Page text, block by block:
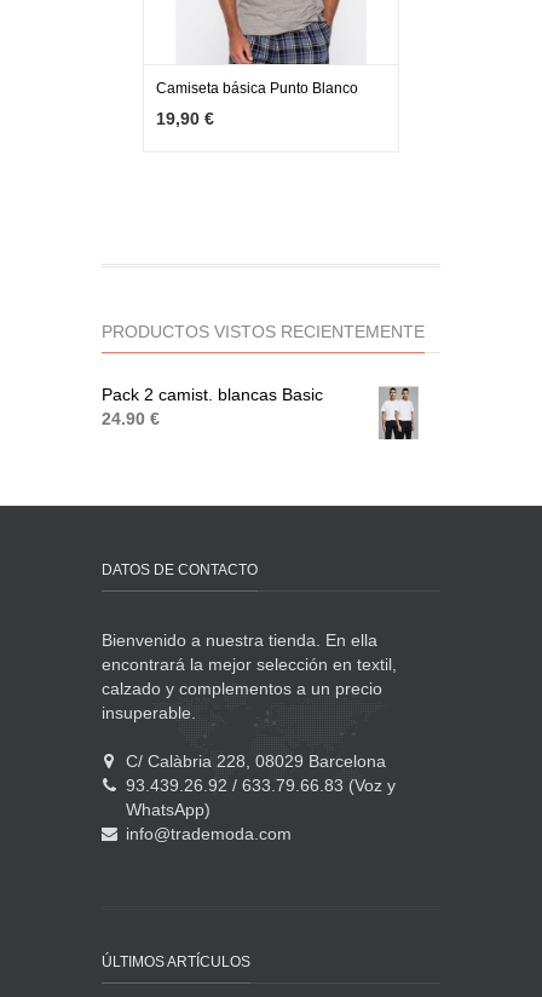
AGOTADO
Camiseta básica Punto Blanco
19,90 €
PRODUCTOS VISTOS RECIENTEMENTE
Pack 2 camist. blancas Basic
24.90 €
DATOS DE CONTACTO
Bienvenido a nuestra tienda. En ella
encontrará la mejor selección en textil,
calzado y complementos a un precio
insuperable.
C/ Calàbria 228, 08029 Barcelona
93.439.26.92 / 633.79.66.83 (Voz y
WhatsApp)
info@trademoda.com
ÚLTIMOS ARTÍCULOS